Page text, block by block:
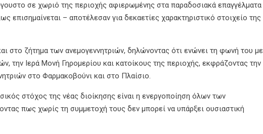
σε χωριό της περιοχής αφιερωμένης στα παραδοσιακά επαγγέλματα
επισημαίνεται – αποτέλεσαν για δεκαετίες χαρακτηριστικό στοιχείο της
στο ζήτημα των ανεμογεννητριών, δηλώνοντας ότι ενώνει τη φωνή του με
την Ιερά Μονή Γηρομερίου και κατοίκους της περιοχής, εκφράζοντας την
στο Φαρμακοβούνι και στο Πλαίσιο.
στόχος της νέας διοίκησης είναι η ενεργοποίηση όλων των
πως χωρίς τη συμμετοχή τους δεν μπορεί να υπάρξει ουσιαστική